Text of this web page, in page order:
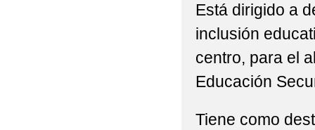
Está dirigido a
inclusión
centro, para el
Educación
Tiene como